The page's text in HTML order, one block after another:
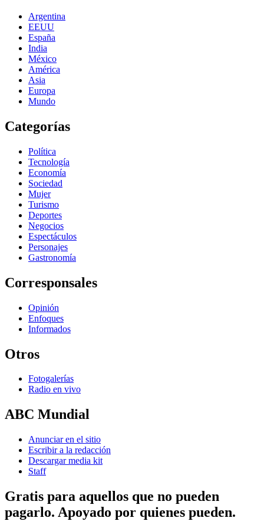
Argentina
EEUU
España
India
México
América
Asia
Europa
Mundo
Categorías
Política
Tecnología
Economía
Sociedad
Mujer
Turismo
Deportes
Negocios
Espectáculos
Personajes
Gastronomía
Corresponsales
Opinión
Enfoques
Informados
Otros
Fotogalerías
Radio en vivo
ABC Mundial
Anunciar en el sitio
Escribir a la redacción
Descargar media kit
Staff
Gratis para aquellos que no pueden
pagarlo. Apoyado por quienes pueden.